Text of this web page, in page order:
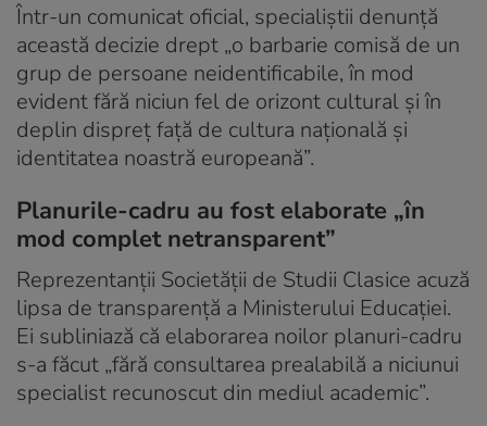
Într-un comunicat oficial, specialiștii denunță
această decizie drept „o barbarie comisă de un
grup de persoane neidentificabile, în mod
evident fără niciun fel de orizont cultural și în
deplin dispreț față de cultura națională și
identitatea noastră europeană”.
Planurile-cadru au fost elaborate „în
mod complet netransparent”
Reprezentanții Societății de Studii Clasice acuză
lipsa de transparență a Ministerului Educației.
Ei subliniază că elaborarea noilor planuri-cadru
s-a făcut „fără consultarea prealabilă a niciunui
specialist recunoscut din mediul academic”.